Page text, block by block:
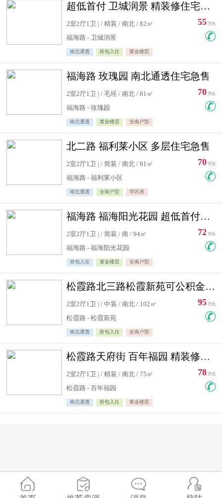
超低首付 卫城润景 精装修住宅急售 可公积金贷款
2室2厅1卫 | / 精装 / 南北 / 82㎡
福海路 - 卫城润景
南北通透 拎包入住 黄金楼层
55 万元
福海路 玫瑰园 南北通透住宅急售
2室2厅1卫 | / 毛坯 / 南北 / 81㎡
福海路 - 玫瑰园
南北通透 黄金楼层 全南户型
70 万元
北二路 福利莱小区 多层住宅急售
2室2厅1卫 | / 简装 / 南北 / 81㎡
福海路 - 福利莱小区
南北通透 全南户型 学区房
70 万元
福海路 福海阳光花园 超低首付住宅急售
2室2厅1卫 | / 简装 / 南 / 94㎡
福海路 - 福海阳光花园
拎包入住 黄金楼层 全南户型
72 万元
松霞路北三路松霞新苑可公积金贷款北小区南北通透住宅急售
2室2厅1卫 | / 中装 / 南北 / 102㎡
松霞路 - 松霞新苑
南北通透 拎包入住 全南户型
95 万元
松霞路天府街 百年福园 精装修住宅急售
2室2厅1卫 | / 精装 / 南北 / 75㎡
松霞路 - 百年福园
南北通透 拎包入住 黄金楼层
78 万元